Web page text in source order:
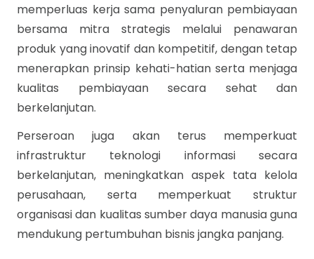
memperluas kerja sama penyaluran pembiayaan
bersama mitra strategis melalui penawaran
produk yang inovatif dan kompetitif, dengan tetap
menerapkan prinsip kehati-hatian serta menjaga
kualitas pembiayaan secara sehat dan
berkelanjutan.
Perseroan juga akan terus memperkuat
infrastruktur teknologi informasi secara
berkelanjutan, meningkatkan aspek tata kelola
perusahaan, serta memperkuat struktur
organisasi dan kualitas sumber daya manusia guna
mendukung pertumbuhan bisnis jangka panjang.